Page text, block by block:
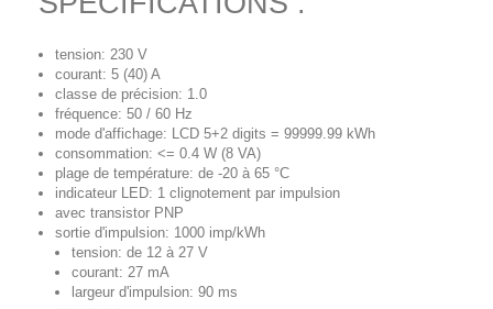
tension: 230 V
courant: 5 (40) A
classe de précision: 1.0
fréquence: 50 / 60 Hz
mode d'affichage: LCD 5+2 digits = 99999.99 kWh
consommation: <= 0.4 W (8 VA)
plage de température: de -20 à 65 °C
indicateur LED: 1 clignotement par impulsion
avec transistor PNP
sortie d'impulsion: 1000 imp/kWh
tension: de 12 à 27 V
courant: 27 mA
largeur d'impulsion: 90 ms